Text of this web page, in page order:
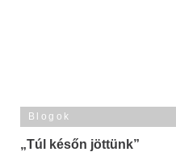
Blogok
„Túl későn jöttünk”